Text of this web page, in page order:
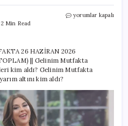
2 Min Read
GELİNİM
2026
DURUMU
(TOPLAM)
Gelinim
kim
elendi,
bilezikleri
yorumlar kapalı